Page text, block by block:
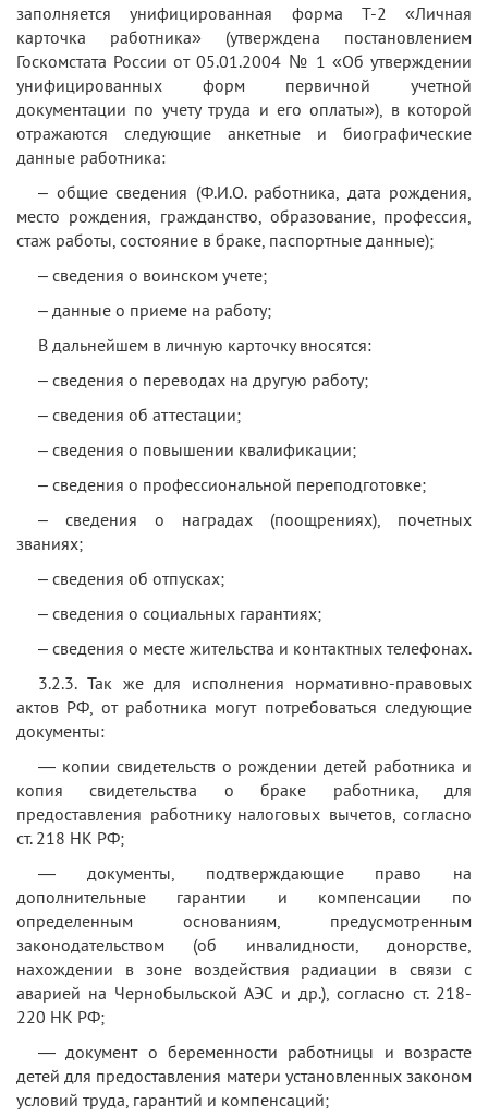
заполняется унифицированная форма Т-2 «Личная
карточка работника» (утверждена постановлением
Госкомстата России от 05.01.2004 № 1 «Об утверждении
унифицированных форм первичной учетной
документации по учету труда и его оплаты»), в которой
отражаются следующие анкетные и биографические
данные работника:
– общие сведения (Ф.И.О. работника, дата рождения,
место рождения, гражданство, образование, профессия,
стаж работы, состояние в браке, паспортные данные);
– сведения о воинском учете;
– данные о приеме на работу;
В дальнейшем в личную карточку вносятся:
– сведения о переводах на другую работу;
– сведения об аттестации;
– сведения о повышении квалификации;
– сведения о профессиональной переподготовке;
– сведения о наградах (поощрениях), почетных
званиях;
– сведения об отпусках;
– сведения о социальных гарантиях;
– сведения о месте жительства и контактных телефонах.
3.2.3. Так же для исполнения нормативно-правовых
актов РФ, от работника могут потребоваться следующие
документы:
— копии свидетельств о рождении детей работника и
копия свидетельства о браке работника, для
предоставления работнику налоговых вычетов, согласно
ст. 218 НК РФ;
— документы, подтверждающие право на
дополнительные гарантии и компенсации по
определенным основаниям, предусмотренным
законодательством (об инвалидности, донорстве,
нахождении в зоне воздействия радиации в связи с
аварией на Чернобыльской АЭС и др.), согласно ст. 218-
220 НК РФ;
— документ о беременности работницы и возрасте
детей для предоставления матери установленных законом
условий труда, гарантий и компенсаций;